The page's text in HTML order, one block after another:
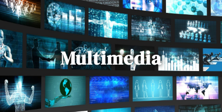
Multimedia